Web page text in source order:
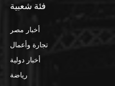
فئة شعبية
أخبار مصر
تجارة وأعمال
أخبار دولية
رياضة